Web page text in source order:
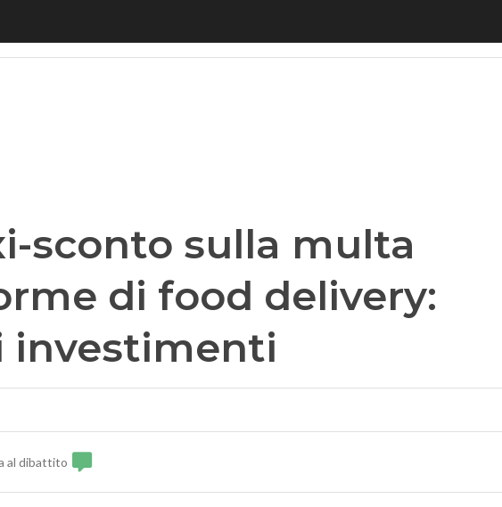
maxi-sconto sulla multa alle piattaforme di food delivery:
sconto sulla multa
di food delivery:
investimenti
al dibattito